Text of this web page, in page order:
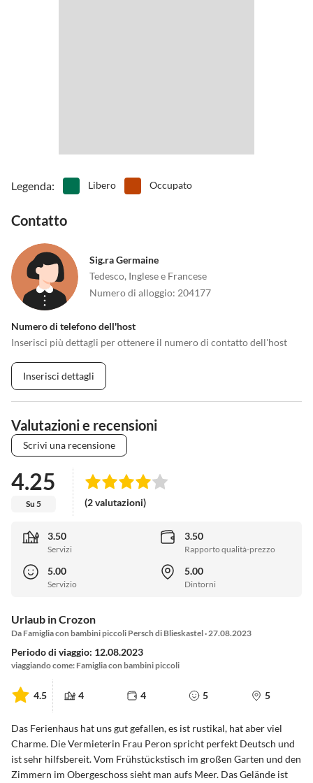
Legenda: Libero Occupato
Contatto
Sig.ra Germaine
Tedesco, Inglese e Francese
Numero di alloggio: 204177
Numero di telefono dell'host
Inserisci più dettagli per ottenere il numero di contatto dell'host
Inserisci dettagli
Valutazioni e recensioni
Scrivi una recensione
4.25
Su 5 (2 valutazioni)
3.50
Servizi
3.50
Rapporto qualità-prezzo
5.00
Servizio
5.00
Dintorni
Urlaub in Crozon
Da Famiglia con bambini piccoli Persch di Blieskastel · 27.08.2023
Periodo di viaggio: 12.08.2023
viaggiando come: Famiglia con bambini piccoli
4.5 4 4 5 5
Das Ferienhaus hat uns gut gefallen, es ist rustikal, hat aber viel
Charme. Die Vermieterin Frau Peron spricht perfekt Deutsch und
ist sehr hilfsbereit. Vom Frühstückstisch im großen Garten und den
Zimmern im Obergeschoss sieht man aufs Meer. Das Gelände ist